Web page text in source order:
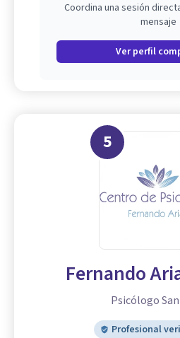
Coordina una sesión
mensaje
Ver perfil
5
Fernando
Psicólogo
Profesional